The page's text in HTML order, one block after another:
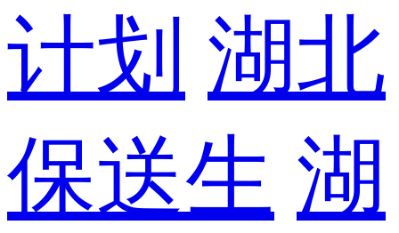
计划 湖北
保送生 湖